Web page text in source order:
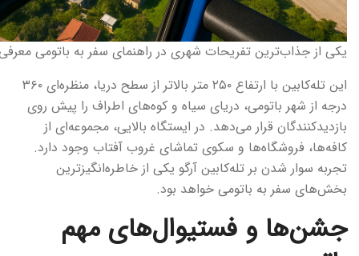
یکی از جذاب‌ترین تفریحات شهری در راهنمای سفر به باتومی
این تله‌کابین با ارتفاع ۲۵۰ متر بالاتر از سطح دریا، منظره‌ای ۳۶۰
درجه از شهر باتومی، دریای سیاه و کوه‌های اطراف را پیش روی
بازدیدکنندگان قرار می‌دهد. در ایستگاه بالایی، مجموعه‌ای از
کافه‌ها، فروشگاه‌ها و سکوی تماشای غروب آفتاب وجود دارد.
تجربه سوار شدن بر تله‌کابین آرگو یکی از خاطره‌انگیزترین
بخش‌های سفر به باتومی خواهد بود.
جشن‌ها و فستیوال‌های مهم